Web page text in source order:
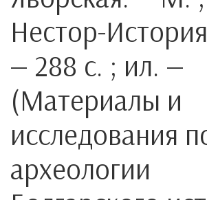
Нестор-
— 288 с. ; ил. —
(Материалы и
исследования
археологии